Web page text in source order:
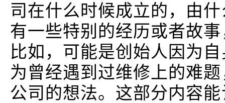
司在什么时候成立的，由
有一些特别的经历或者故
比如，可能是创始人因为
为曾经遇到过维修上的难
公司的想法。这部分内容